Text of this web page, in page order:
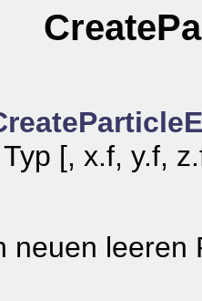
[, x.f, y.f,
neuen